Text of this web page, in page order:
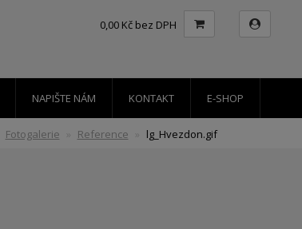
0,00 Kč bez DPH
NAPIŠTE NÁM KONTAKT E-SHOP
Fotogalerie Reference lg_Hvezdon.gif